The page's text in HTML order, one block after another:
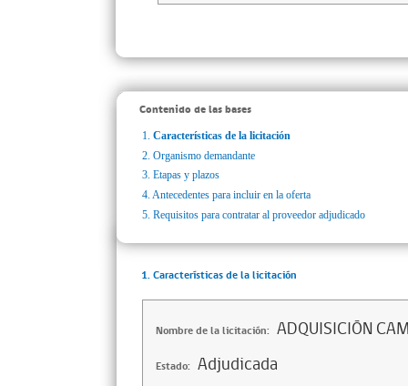
Contenido de las bases
1. Características de la licitación
2. Organismo demandante
3. Etapas y plazos
4. Antecedentes para incluir en la oferta
5. Requisitos para contratar al proveedor adjudicado
1. Características de la licitación
Nombre de la licitación: ADQUISICIÓN
Estado: Adjudicada